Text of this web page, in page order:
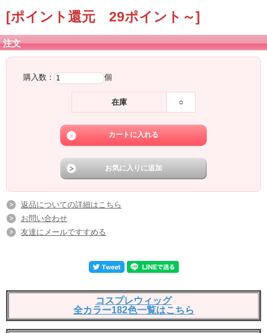
[ポイント還元 29ポイント～]
注文
購入数： 個
在庫 ○
返品についての詳細はこちら
お問い合わせ
友達にメールですすめる
コスプレウィッグ
全カラー182色一覧はこちら